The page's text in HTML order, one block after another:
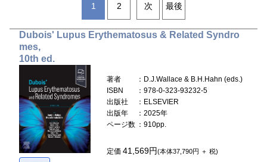
1 2 次 最後
Dubois' Lupus Erythematosus & Related Syndro
mes,
10th ed.
著者
：D.J.Wallace & B.H.Hahn (eds.)
ISBN
：978-0-323-93232-5
出版社
：ELSEVIER
出版年
：2025年
ページ数 ：910pp.
定価41,569円(本体37,790円 ＋ 税)